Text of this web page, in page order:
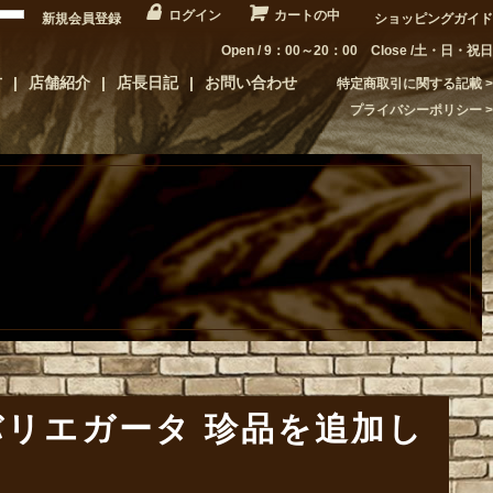
新規会員登録 ログイン カートの中 ショッピングガイド
Open / 9：00～20：00 Close /土・日・祝日
店舗紹介 店長日記 お問い合わせ
特定商取引に関する記載
プライバシーポリシー
エガータ 珍品を追加し